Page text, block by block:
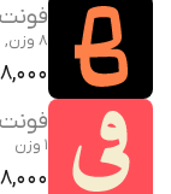
فونت
8 وزن, وریبل
698,000
1 وزن
498,000